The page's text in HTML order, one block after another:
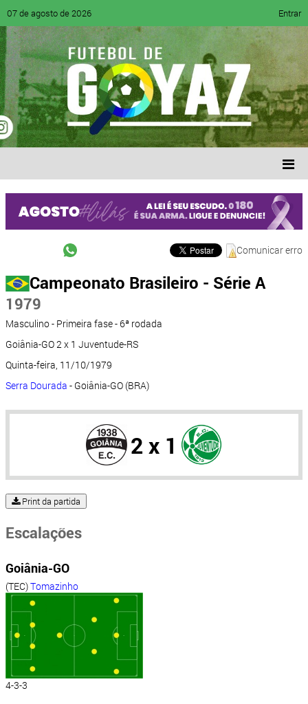
07 de agosto de 2026 Entrar
Comunicar erro
Campeonato Brasileiro - Série A
1979
Masculino - Primeira fase - 6ª rodada
Goiânia-GO 2 x 1 Juventude-RS
Quinta-feira, 11/10/1979
Serra Dourada - Goiânia-GO (BRA)
2 x 1
Print da partida
Escalações
Goiânia-GO
(TEC)Tomazinho
4-3-3